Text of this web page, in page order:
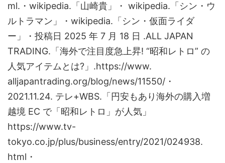
ml.・wikipedia.「山崎貴」・ wikipedia.「シン・ウ
ルトラマン」・wikipedia.「シン・仮面ライダ
ー」・投稿日 2025 年 7 月 18 日 .ALL JAPAN
TRADING.「海外で注目度急上昇! “昭和レトロ” の
人気アイテムとは?」.https://www.
alljapantrading.org/blog/news/11550/・
2021.11.24. テレ+WBS.「円安もあり海外の購入増
越境 EC で「昭和レトロ」が人気」
https://www.tv-
tokyo.co.jp/plus/business/entry/2021/024938.
html・